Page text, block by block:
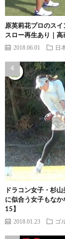
原英莉花プロのス
スロー再生あり｜高
2018.06.01 日
ドラコン女子・杉
に似合う女子もな
15】
2018.01.23 ゴ